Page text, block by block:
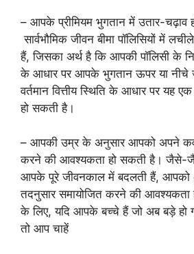
– आपके प्रीमियम भुगतान में उतार-चढ़ाव
सार्वभौमिक जीवन बीमा पॉलिसियों में
हैं, जिसका अर्थ है कि आपकी पॉलिसी के
के आधार पर आपके भुगतान ऊपर या
वर्तमान वित्तीय स्थिति के आधार पर यह
हो सकती है।
– आपकी उम्र के अनुसार आपको अपने
करने की आवश्यकता हो सकती है।
आपके पूरे जीवनकाल में बदलती हैं,
तदनुसार समायोजित करने की आवश्यकता
के लिए, यदि आपके बच्चे हैं जो अब बड़े हो
तो आप चाहें